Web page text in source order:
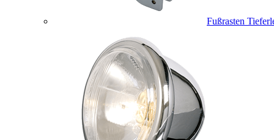
Fußrasten